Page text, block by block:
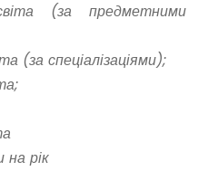
(за предметними
(за спеціалізаціями);
на рік